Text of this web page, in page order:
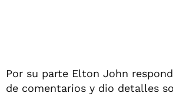
Por su parte Elton John
de comentarios y dio detalles